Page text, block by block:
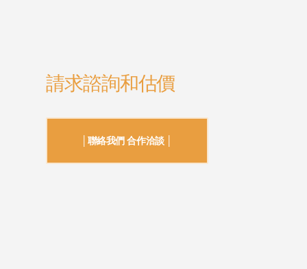
請求諮詢和估價
│聯絡我們 合作洽談 │